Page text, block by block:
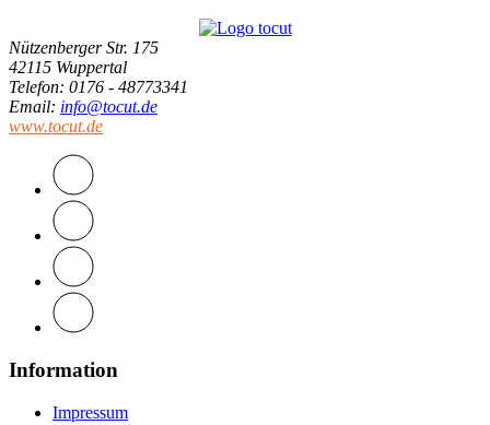
Nützenberger Str. 175
42115 Wuppertal
Telefon: 0176 - 48773341
Email: info@tocut.de
www.tocut.de
Information
Impressum